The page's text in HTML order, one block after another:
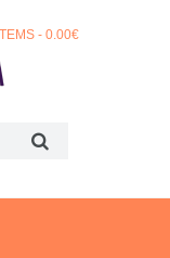
- 0.00€